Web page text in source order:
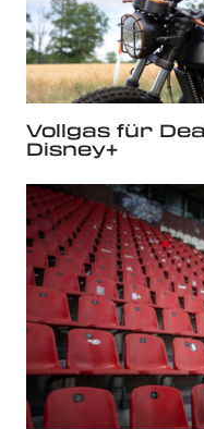
Vollgas für
Disney+